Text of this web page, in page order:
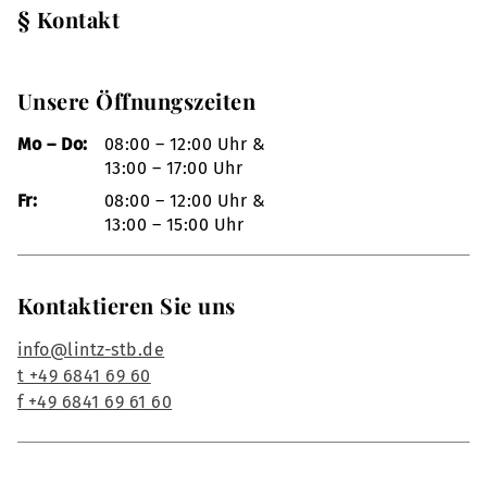
§ Kontakt
Unsere Öffnungszeiten
Mo – Do:
08:00 – 12:00 Uhr &
13:00 – 17:00 Uhr
Fr:
08:00 – 12:00 Uhr &
13:00 – 15:00 Uhr
Kontaktieren Sie uns
info@lintz-stb.de
t +49 6841 69 60
f +49 6841 69 61 60